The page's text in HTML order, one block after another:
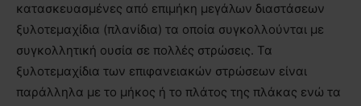
κατασκευασμένες από επιμήκη μεγάλων διαστάσεων
ξυλοτεµαχίδια (πλανίδια) τα οποία συγκολλούνται µε
συγκολλητική ουσία σε πολλές στρώσεις. Τα
ξυλοτεµαχίδια των επιφανειακών στρώσεων είναι
παράλληλα µε το μήκος ή το πλάτος της πλάκας ενώ τα